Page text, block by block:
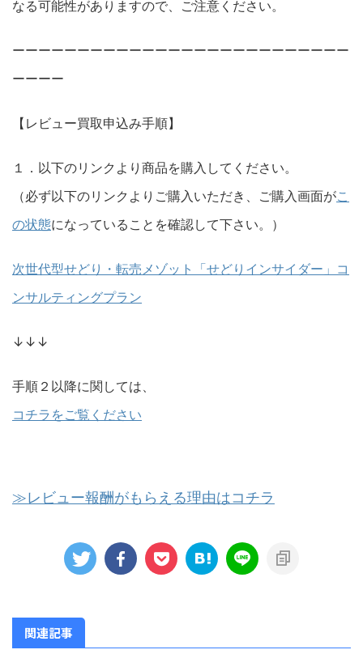
なる可能性がありますので、ご注意ください。
ーーーーーーーーーーーーーーーーーーーーーーーーーー
ーーーー
【レビュー買取申込み手順】
１．以下のリンクより商品を購入してください。
（必ず以下のリンクよりご購入いただき、ご購入画面がこ
の状態になっていることを確認して下さい。）
次世代型せどり・転売メゾット「せどりインサイダー」コ
ンサルティングプラン
↓↓↓
手順２以降に関しては、
コチラをご覧ください
≫レビュー報酬がもらえる理由はコチラ
関連記事